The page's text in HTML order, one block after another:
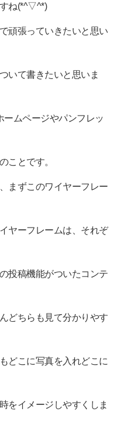
ね(*^▽^*)
頑張っていきたいと思い
いて書きたいと思いま
ームページやパンフレッ
ことです。
まずこのワイヤーフレー
ヤーフレームは、それぞ
投稿機能がついたコンテ
どちらも見て分かりやす
どこに写真を入れどこに
をイメージしやすくしま